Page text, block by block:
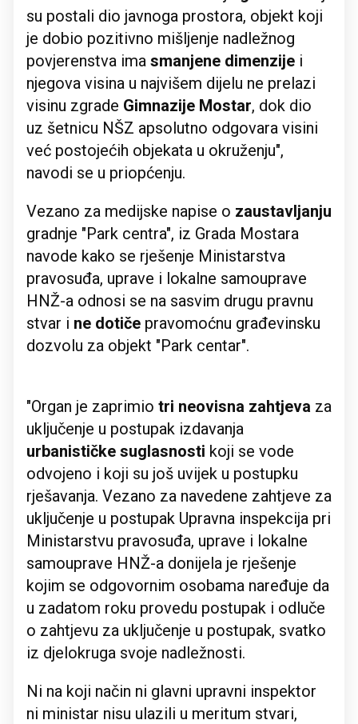
su postali dio javnoga prostora, objekt koji
je dobio pozitivno mišljenje nadležnog
povjerenstva ima smanjene dimenzije i
njegova visina u najvišem dijelu ne prelazi
visinu zgrade Gimnazije Mostar, dok dio
uz šetnicu NŠZ apsolutno odgovara visini
već postojećih objekata u okruženju",
navodi se u priopćenju.
Vezano za medijske napise o zaustavljanju
gradnje "Park centra", iz Grada Mostara
navode kako se rješenje Ministarstva
pravosuđa, uprave i lokalne samouprave
HNŽ-a odnosi se na sasvim drugu pravnu
stvar i ne dotiče pravomoćnu građevinsku
dozvolu za objekt "Park centar".
"Organ je zaprimio tri neovisna zahtjeva za
uključenje u postupak izdavanja
urbanističke suglasnosti koji se vode
odvojeno i koji su još uvijek u postupku
rješavanja. Vezano za navedene zahtjeve za
uključenje u postupak Upravna inspekcija pri
Ministarstvu pravosuđa, uprave i lokalne
samouprave HNŽ-a donijela je rješenje
kojim se odgovornim osobama naređuje da
u zadatom roku provedu postupak i odluče
o zahtjevu za uključenje u postupak, svatko
iz djelokruga svoje nadležnosti.
Ni na koji način ni glavni upravni inspektor
ni ministar nisu ulazili u meritum stvari,